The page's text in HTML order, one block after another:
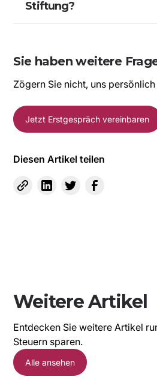
Begleitung nutzen.
Stiftung?
bietet sie aber Stabilität und
Sie haben weitere
Zögern Sie nicht, uns
Jetzt Erstgespräch vereinbaren
Diesen Artikel teilen
Weitere Artikel
Entdecken Sie weitere Artikel
Steuern sparen.
Alle ansehen